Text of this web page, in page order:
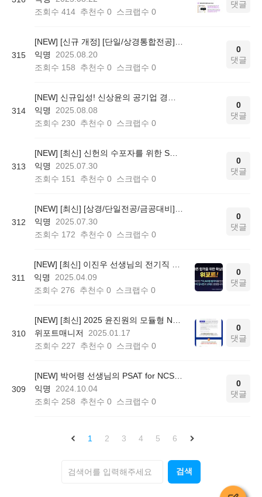
조회수 414 추천수 0 스크랩수 0
댓글
315
익명
2025.08.20
조회수 158 추천수 0 스크랩수 0
0
댓글
314
익명
2025.08.08
조회수 230 추천수 0 스크랩수 0
0
댓글
313
익명
2025.07.30
조회수 151 추천수 0 스크랩수 0
0
댓글
312
익명
2025.07.30
조회수 172 추천수 0 스크랩수 0
0
댓글
311
익명
2025.04.09
조회수 276 추천수 0 스크랩수 0
0
댓글
310
위포트매니저
2025.01.17
조회수 227 추천수 0 스크랩수 0
0
댓글
309
익명
2024.10.04
조회수 258 추천수 0 스크랩수 0
0
댓글
1 2 3 4 5 6
검색